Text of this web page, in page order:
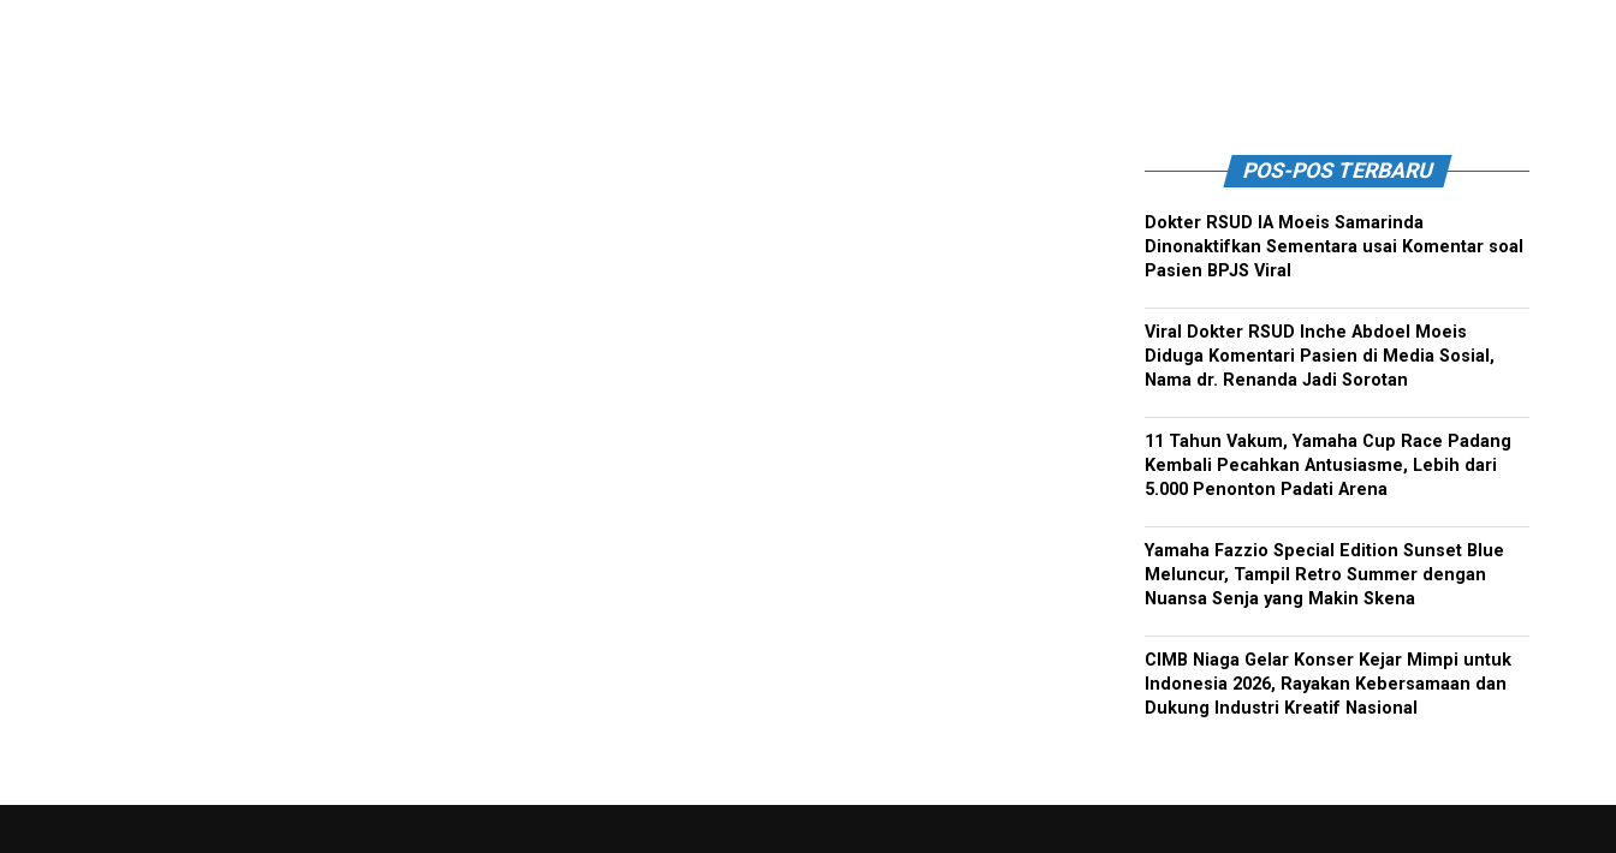
POS-POS TERBARU
Dokter RSUD IA Moeis Samarinda
Dinonaktifkan Sementara usai Komentar soal
Pasien BPJS Viral
Viral Dokter RSUD Inche Abdoel Moeis
Diduga Komentari Pasien di Media Sosial,
Nama dr. Renanda Jadi Sorotan
11 Tahun Vakum, Yamaha Cup Race Padang
Kembali Pecahkan Antusiasme, Lebih dari
5.000 Penonton Padati Arena
Yamaha Fazzio Special Edition Sunset Blue
Meluncur, Tampil Retro Summer dengan
Nuansa Senja yang Makin Skena
CIMB Niaga Gelar Konser Kejar Mimpi untuk
Indonesia 2026, Rayakan Kebersamaan dan
Dukung Industri Kreatif Nasional